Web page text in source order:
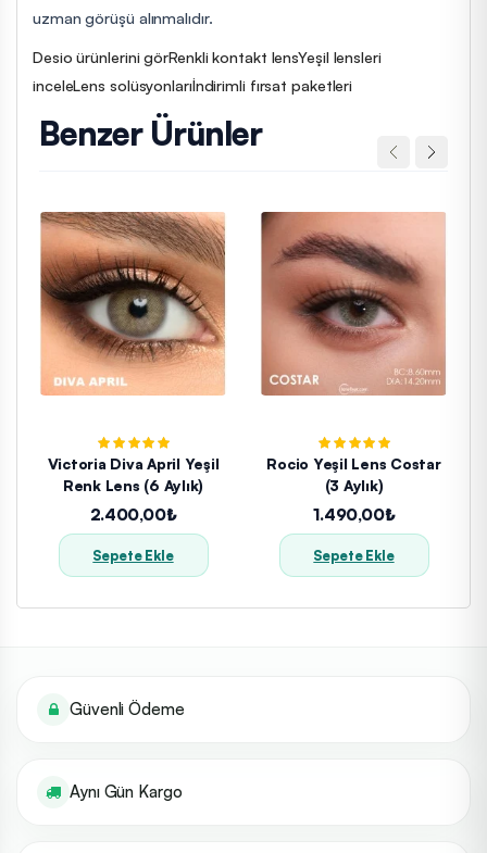
uzman görüşü alınmalıdır.
Desio ürünlerini görRenkli kontakt lensYeşil lensleri
inceleLens solüsyonlarıİndirimli fırsat paketleri
Benzer Ürünler
Victoria Diva April Yeşil
Renk Lens (6 Aylık)
2.400,00₺
Sepete Ekle
Rocio Yeşil Lens Costar
(3 Aylık)
1.490,00₺
Sepete Ekle
Güvenli Ödeme
Aynı Gün Kargo